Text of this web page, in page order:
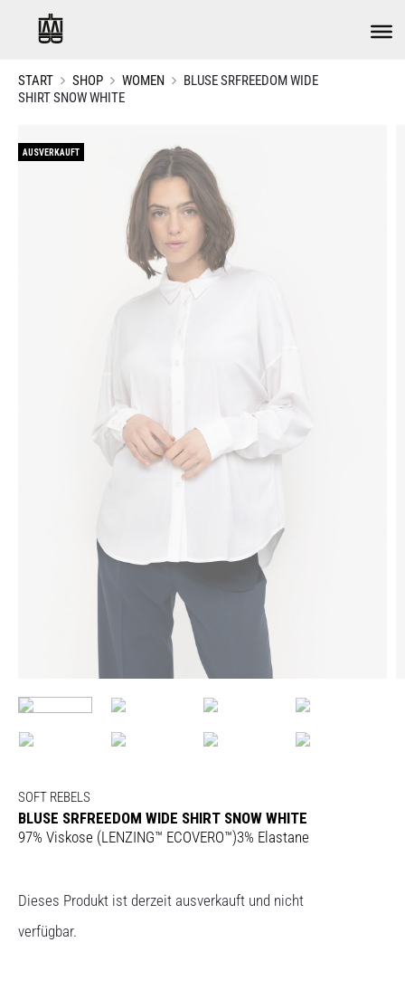
START SHOP WOMEN
BLUSE SRFREEDOM WIDE
SHIRT SNOW WHITE
AUSVERKAUFT
SOFT REBELS
BLUSE SRFREEDOM WIDE SHIRT SNOW WHITE
97% Viskose (LENZING™ ECOVERO™)3% Elastane
Dieses Produkt ist derzeit ausverkauft und nicht
verfügbar.